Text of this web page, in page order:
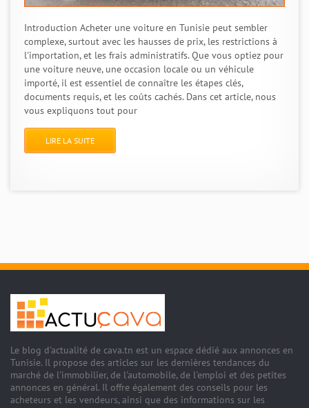
Introduction Acheter une voiture en Tunisie peut sembler
complexe, surtout avec les hausses de prix, les restrictions à
l'importation, et les frais administratifs. Que vous optiez pour
une voiture neuve, une occasion locale ou un véhicule
importé, il est essentiel de connaître les étapes clés,
documents requis, et les coûts cachés. Dans cet article, nous
vous expliquons tout pour
LIRE LA SUITE
Le blog d'actualité de cava.tn est un espace dédié aux annonces en
Tunisie. Il propose des articles sur les dernières tendances du
marché de l'immobilier, de l'automobile, de l'emploi et des petites
annonces en général. Il offre également des conseils pour les
acheteurs et les vendeurs, ainsi que des informations sur les